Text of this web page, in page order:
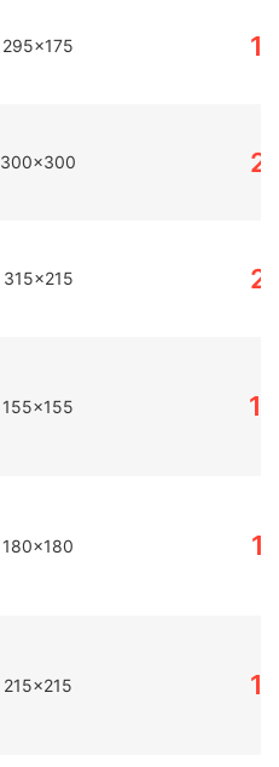
295x175
300x300
315x215
155x155
180x180
215x215